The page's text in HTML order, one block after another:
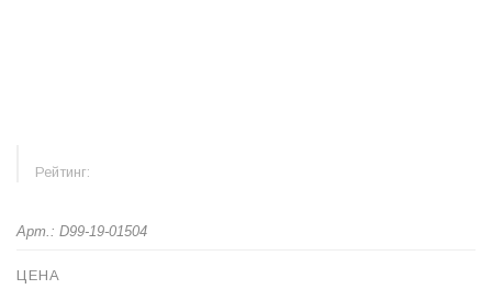
Рейтинг:
Арт.: D99-19-01504
ЦЕНА